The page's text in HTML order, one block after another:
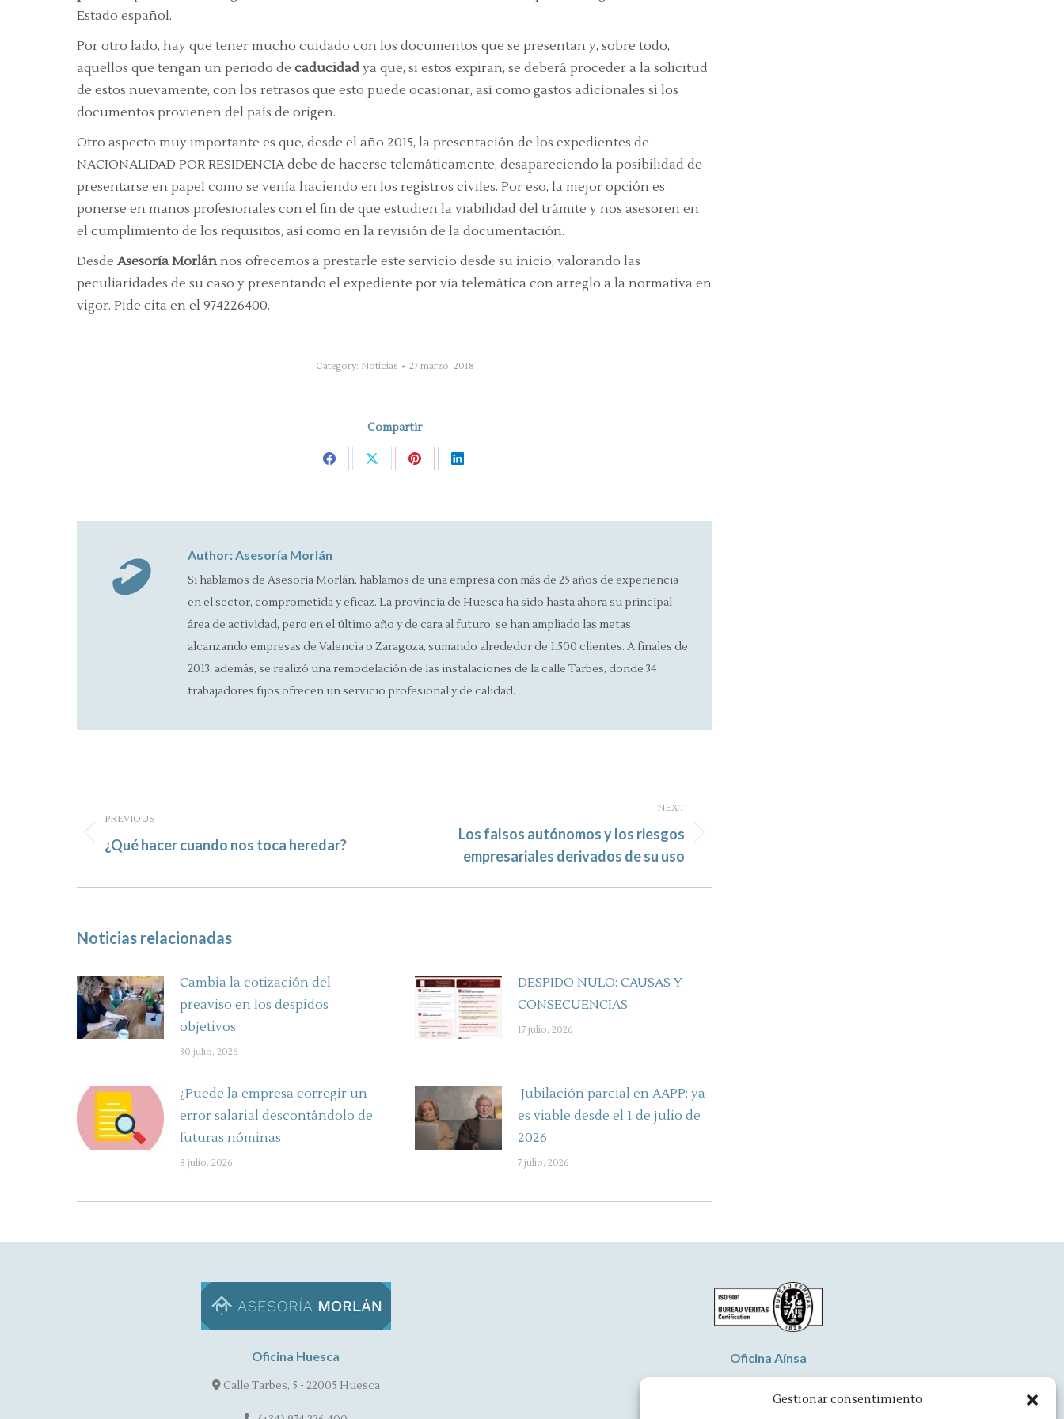
Gestionar consentimiento
Estado español.
Por otro lado, hay que tener mucho cuidado con los documentos que se presentan y, sobre todo,
aquellos que tengan un periodo de caducidad ya que, si estos expiran, se deberá proceder a la solicitud
de estos nuevamente, con los retrasos que esto puede ocasionar, así como gastos adicionales si los
documentos provienen del país de origen.
Otro aspecto muy importante es que, desde el año 2015, la presentación de los expedientes de
NACIONALIDAD POR RESIDENCIA debe de hacerse telemáticamente, desapareciendo la posibilidad de
presentarse en papel como se venía haciendo en los registros civiles. Por eso, la mejor opción es
ponerse en manos profesionales con el fin de que estudien la viabilidad del trámite y nos asesoren en
el cumplimiento de los requisitos, así como en la revisión de la documentación.
Desde Asesoría Morlán nos ofrecemos a prestarle este servicio desde su inicio, valorando las
peculiaridades de su caso y presentando el expediente por vía telemática con arreglo a la normativa en
vigor. Pide cita en el 974226400.
Category: Noticias 27 marzo, 2018
Compartir
Share Share Share Share
Author: Asesoría Morlán
Si hablamos de Asesoría Morlán, hablamos de una empresa con más de 25 años de experiencia
en el sector, comprometida y eficaz. La provincia de Huesca ha sido hasta ahora su principal
área de actividad, pero en el último año y de cara al futuro, se han ampliado las metas
alcanzando empresas de Valencia o Zaragoza, sumando alrededor de 1.500 clientes. A finales de
2013, además, se realizó una remodelación de las instalaciones de la calle Tarbes, donde 34
trabajadores fijos ofrecen un servicio profesional y de calidad.
navigation
PREVIOUS
Previous
¿Qué hacer cuando nos toca heredar?
NEXT
Los falsos autónomos y los riesgos
empresariales derivados de su uso
Noticias relacionadas
Cambia la cotización del
preaviso en los despidos
objetivos
30 julio, 2026
DESPIDO NULO: CAUSAS Y
CONSECUENCIAS
17 julio, 2026
¿Puede la empresa corregir un
error salarial descontándolo de
futuras nóminas
8 julio, 2026
Jubilación parcial en AAPP: ya
es viable desde el 1 de julio de
2026
7 julio, 2026
Oficina Huesca
Calle Tarbes, 5 - 22005 Huesca
Oficina Aínsa